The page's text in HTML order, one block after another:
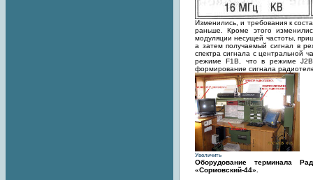
Изменились, и требования к
раньше. Кроме этого
модуляции несущей частоты,
а затем получаемый сигнал в
спектра сигнала с центральной
режиме F1B, что в режиме
формирование сигнала
Увеличить
Оборудование терминала
«Сормовский-44».